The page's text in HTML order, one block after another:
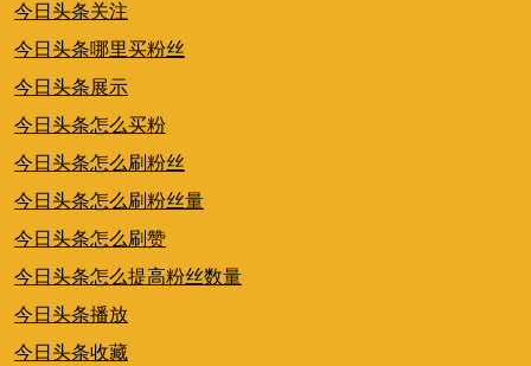
今日头条关注
今日头条哪里买粉丝
今日头条展示
今日头条怎么买粉
今日头条怎么刷粉丝
今日头条怎么刷粉丝量
今日头条怎么刷赞
今日头条怎么提高粉丝数量
今日头条播放
今日头条收藏